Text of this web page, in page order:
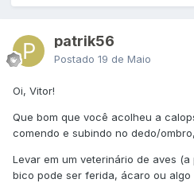
patrik56
Postado 19 de Maio
Oi, Vitor!
Que bom que você acolheu a
comendo e subindo no dedo/
Levar em um veterinário de aves
bico pode ser ferida, ácaro ou algo